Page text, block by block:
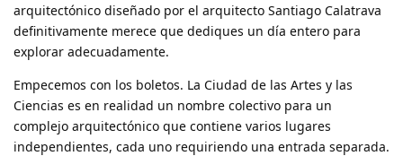
arquitectónico diseñado por el arquitecto Santiago Calatrava
definitivamente merece que dediques un día entero para
explorar adecuadamente.
Empecemos con los boletos. La Ciudad de las Artes y las
Ciencias es en realidad un nombre colectivo para un
complejo arquitectónico que contiene varios lugares
independientes, cada uno requiriendo una entrada separada.